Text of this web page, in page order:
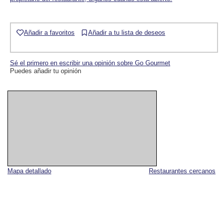
Restaurantes cercanos
Mapa detallado
Añadir a favoritos Añadir a tu lista de deseos
Sé el primero en escribir una opinión sobre Go Gourmet
Puedes añadir tu opinión